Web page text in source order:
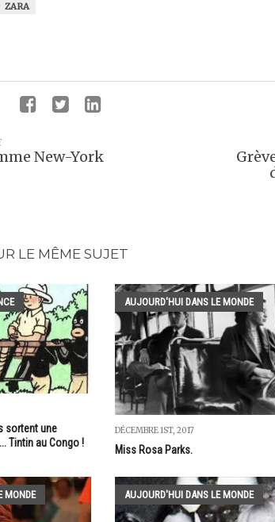
ZARA
New-York
LE MÊME SUJET
sortent une
Tintin au Congo !
AUJOURD'HUI DANS LE MONDE
DÉCEMBRE 1ST, 2017
Miss Rosa Parks.
MONDE AUJOURD'HUI DANS LE MONDE